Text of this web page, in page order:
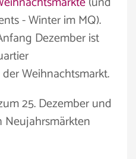
- Winter im MQ).
Dezember ist
Weihnachtsmarkt.
25. Dezember und